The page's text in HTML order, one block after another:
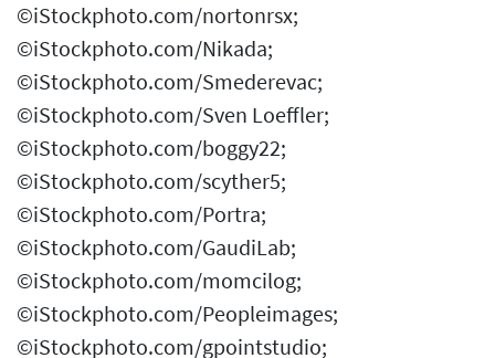
©iStockphoto.com/nortonrsx;
©iStockphoto.com/Nikada;
©iStockphoto.com/Smederevac;
©iStockphoto.com/Sven Loeffler;
©iStockphoto.com/boggy22;
©iStockphoto.com/scyther5;
©iStockphoto.com/Portra;
©iStockphoto.com/GaudiLab;
©iStockphoto.com/momcilog;
©iStockphoto.com/Peopleimages;
©iStockphoto.com/gpointstudio;